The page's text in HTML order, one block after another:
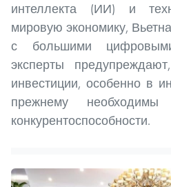
интеллекта (ИИ) и
мировую экономику,
с большими
эксперты
инвестиции, особенно в
прежнему необходимы
конкурентоспособности.